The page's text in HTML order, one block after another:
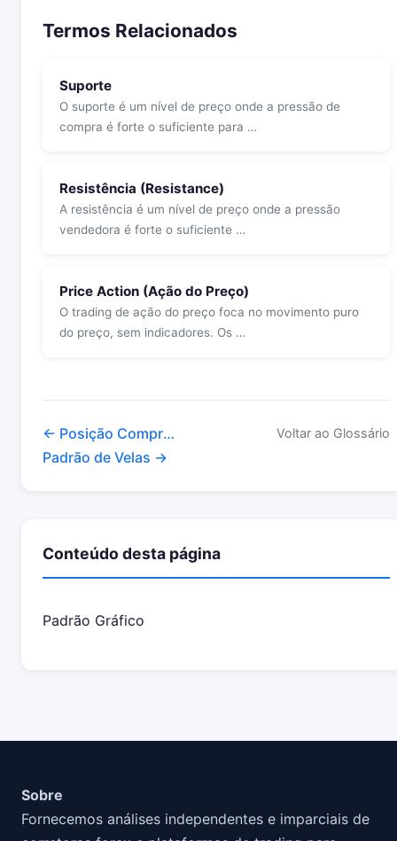
Termos Relacionados
Suporte
O suporte é um nível de preço onde a pressão de
compra é forte o suficiente para …
Resistência (Resistance)
A resistência é um nível de preço onde a pressão
vendedora é forte o suficiente …
Price Action (Ação do Preço)
O trading de ação do preço foca no movimento puro
do preço, sem indicadores. Os …
← Posição Comprada Voltar ao Glossário
Padrão de Velas →
Conteúdo desta página
Padrão Gráfico
Sobre
Fornecemos análises independentes e imparciais de